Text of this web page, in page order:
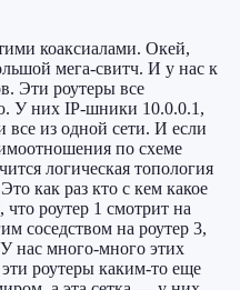
коаксиалами. Окей,
мега-свитч. И у нас к
Эти роутеры все
У них IP-шники 10.0.0.1,
все из одной сети. И если
по схеме
логическая топология
как раз кто с кем какое
что роутер 1 смотрит на
соседством на роутер 3,
нас много-много этих
эти роутеры каким-то еще